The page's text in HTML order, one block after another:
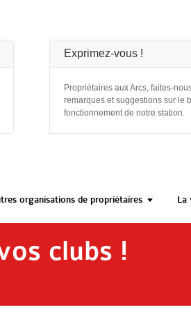
Exprimez-vous !
Propriétaires aux Arcs, faites-
remarques et suggestions sur le
fonctionnement de notre station.
organisations de propriétaires La
clubs !